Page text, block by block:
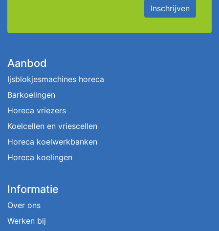
Inschrijven
Aanbod
Ijsblokjesmachines horeca
Barkoelingen
Horeca vriezers
Koelcellen en vriescellen
Horeca koelwerkbanken
Horeca koelingen
Informatie
Over ons
Werken bij